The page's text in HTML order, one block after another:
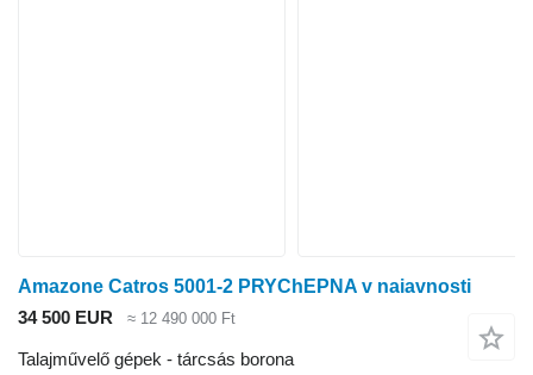
Amazone Catros 5001-2 PRYChEPNA v naiavnosti
34 500 EUR
≈ 12 490 000 Ft
Talajművelő gépek - tárcsás borona